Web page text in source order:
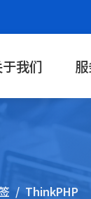
我们
ThinkPHP